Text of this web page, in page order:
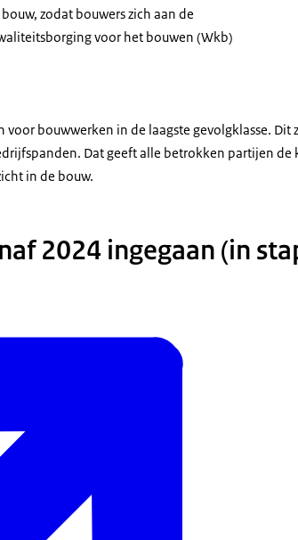
zodat bouwers zich aan de
voor het bouwen (Wkb)
voor bouwwerken in de laagste gevolgklasse.
Dat geeft alle betrokken partijen de
in de bouw.
2024 ingegaan (in